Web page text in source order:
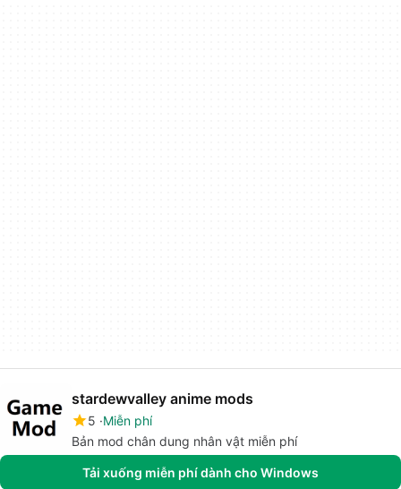
stardewvalley anime mods
5 Miễn phí
Bản mod chân dung nhân vật miễn phí
Tải xuống miễn phí dành cho Windows